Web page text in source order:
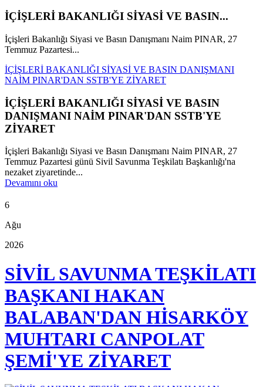
İÇİŞLERİ BAKANLIĞI SİYASİ VE BASIN...
İçişleri Bakanlığı Siyasi ve Basın Danışmanı Naim PINAR, 27
Temmuz Pazartesi...
İÇİŞLERİ BAKANLIĞI SİYASİ VE BASIN DANIŞMANI
NAİM PINAR'DAN SSTB'YE ZİYARET
İÇİŞLERİ BAKANLIĞI SİYASİ VE BASIN
DANIŞMANI NAİM PINAR'DAN SSTB'YE
ZİYARET
İçişleri Bakanlığı Siyasi ve Basın Danışmanı Naim PINAR, 27
Temmuz Pazartesi günü Sivil Savunma Teşkilatı Başkanlığı'na
nezaket ziyaretinde...
Devamını oku
6
Ağu
2026
SİVİL SAVUNMA TEŞKİLATI
BAŞKANI HAKAN
BALABAN'DAN HİSARKÖY
MUHTARI CANPOLAT
ŞEMİ'YE ZİYARET